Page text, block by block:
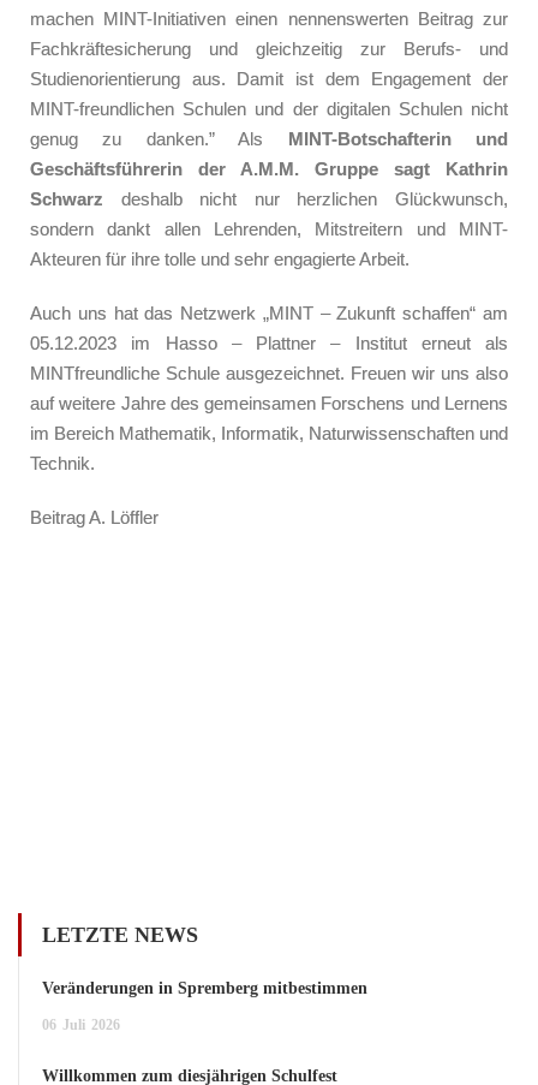
machen MINT-Initiativen einen nennenswerten Beitrag zur
Fachkräftesicherung und gleichzeitig zur Berufs- und
Studienorientierung aus. Damit ist dem Engagement der
MINT-freundlichen Schulen und der digitalen Schulen nicht
genug zu danken.” Als MINT-Botschafterin und
Geschäftsführerin der A.M.M. Gruppe sagt Kathrin
Schwarz deshalb nicht nur herzlichen Glückwunsch,
sondern dankt allen Lehrenden, Mitstreitern und MINT-
Akteuren für ihre tolle und sehr engagierte Arbeit.
Auch uns hat das Netzwerk „MINT – Zukunft schaffen“ am
05.12.2023 im Hasso – Plattner – Institut erneut als
MINTfreundliche Schule ausgezeichnet. Freuen wir uns also
auf weitere Jahre des gemeinsamen Forschens und Lernens
im Bereich Mathematik, Informatik, Naturwissenschaften und
Technik.
Beitrag A. Löffler
LETZTE NEWS
Veränderungen in Spremberg mitbestimmen
06 Juli 2026
Willkommen zum diesjährigen Schulfest